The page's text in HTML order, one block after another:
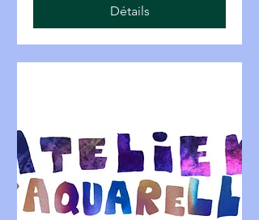
Détails